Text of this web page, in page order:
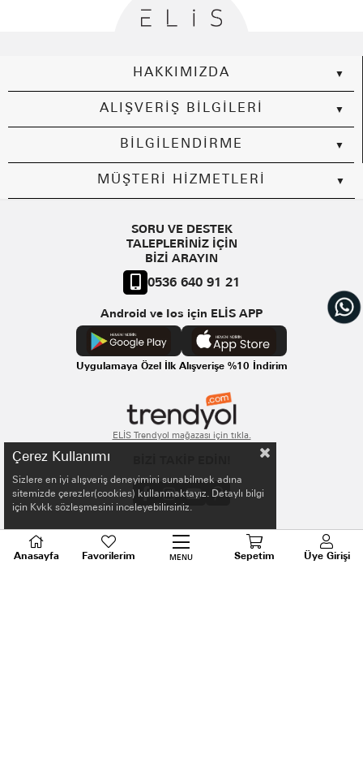
HAKKIMIZDA
ALIŞVERİŞ BİLGİLERİ
BİLGİLENDİRME
MÜŞTERİ HİZMETLERİ
SORU VE DESTEK
TALEPLERİNİZ İÇİN
BİZİ ARAYIN
0536 640 91 21
Android ve Ios için ELİS APP
Uygulamaya Özel İlk Alışverişe %10 İndirim
ELİS Trendyol mağazası için tıkla.
MAĞAZA ADRES
Çerez Kullanımı
Sizlere en iyi alışveriş deneyimini sunabilmek adına
sitemizde çerezler(cookies) kullanmaktayız. Detaylı bilgi
için Kvkk sözleşmesini inceleyebilirsiniz.
Anasayfa Favorilerim MENU Sepetim Üye Girişi